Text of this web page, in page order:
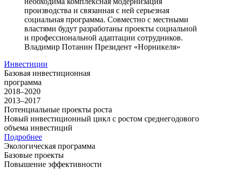
производства и связанная с ней серьезная
социальная программа. Совместно с местными
властями будут разработаны проекты социальной
и профессиональной адаптации сотрудников.
Владимир Потанин Президент «Норникеля»
Инвестиции
Базовая инвестиционная
программа
2018–2020
2013–2017
Потенциальные проекты роста
Новый инвестиционный цикл с ростом среднегодового
объема инвестиций
Подробнее
Экологическая программа
Базовые проекты
Повышение эффективности